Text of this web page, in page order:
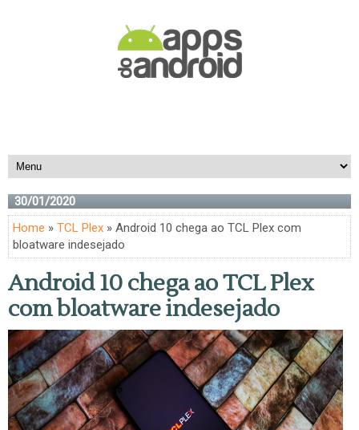
30/01/2020
Home » TCL Plex » Android 10 chega ao TCL Plex com
bloatware indesejado
Android 10 chega ao TCL Plex
com bloatware indesejado